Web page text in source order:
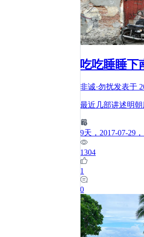
吃吃睡睡
非诚·勿扰发表于
最近几部讲述明
9天 ，2017-07-29
1304
1
0